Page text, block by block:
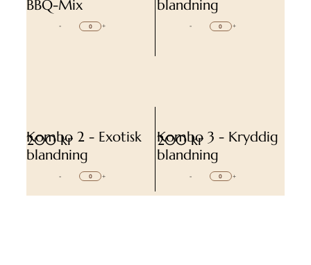
BBQ-Mix
- +
blandning
- +
200 kr
Kombo 2 - Exotisk
blandning
- +
200 kr
Kombo 3 - Kryddig
blandning
- +